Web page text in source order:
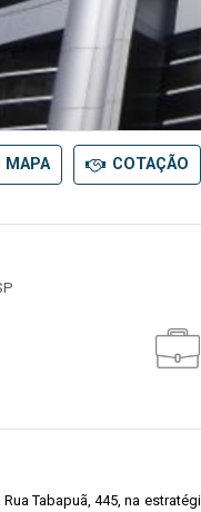
MAPA COTAÇÃO
Rua Tabapuã, 445, na